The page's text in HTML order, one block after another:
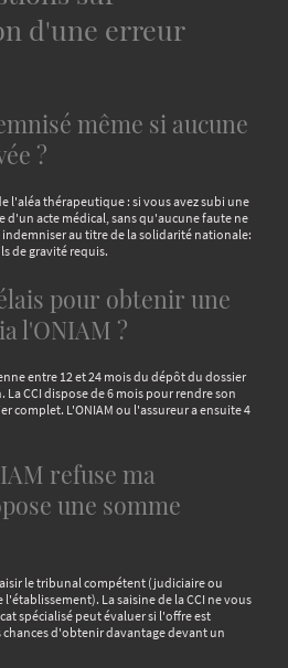
d'une erreur
même si aucune
?
l'aléa thérapeutique : si vous avez subi une
d'un acte médical, sans qu'aucune faute ne
au titre de la solidarité nationale:
de gravité requis.
pour obtenir une
l'ONIAM ?
entre 12 et 24 mois du dépôt du dossier
CCI dispose de 6 mois pour rendre son
complet. L'ONIAM ou l'assureur a ensuite 4
refuse ma
une somme
le tribunal compétent (judiciaire ou
La saisine de la CCI ne vous
spécialisé peut évaluer si l'offre est
d'obtenir davantage devant un